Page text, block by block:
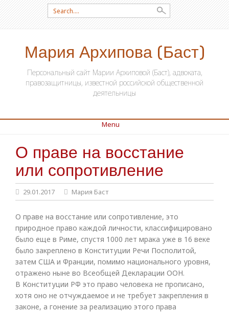
Search for:
Мария Архипова (Баст)
Персональный сайт Марии Архиповой (Баст), адвоката,
правозащитницы, известной российской общественной
деятельницы
Menu
SKIP TO CONTENT
О праве на восстание
или сопротивление
29.01.2017 Мария Баст
О праве на восстание или сопротивление, это
природное право каждой личности, классифицировано
было еще в Риме, спустя 1000 лет мрака уже в 16 веке
было закреплено в Конституции Речи Посполитой,
затем США и Франции, помимо национального уровня,
отражено ныне во Всеобщей Декларации ООН.
В Конституции РФ это право человека не прописано,
хотя оно не отчуждаемое и не требует закрепления в
законе, а гонение за реализацию этого права